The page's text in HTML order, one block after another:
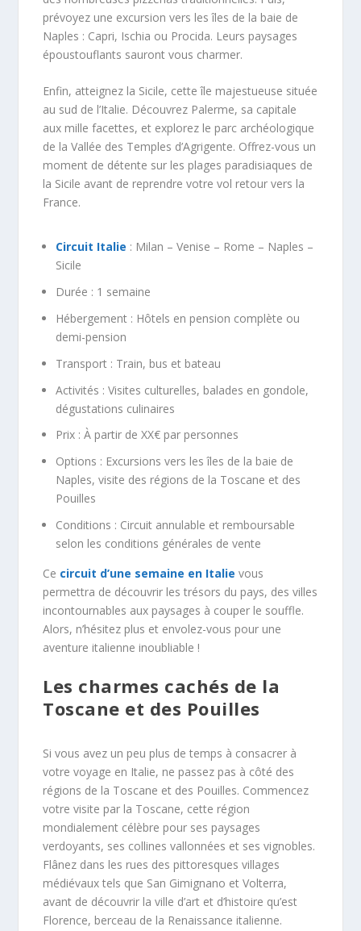
prévoyez une excursion vers les îles de la baie de
Naples : Capri, Ischia ou Procida. Leurs paysages
époustouflants sauront vous charmer.
Enfin, atteignez la Sicile, cette île majestueuse située
au sud de l’Italie. Découvrez Palerme, sa capitale
aux mille facettes, et explorez le parc archéologique
de la Vallée des Temples d’Agrigente. Offrez-vous un
moment de détente sur les plages paradisiaques de
la Sicile avant de reprendre votre vol retour vers la
France.
Circuit Italie : Milan – Venise – Rome – Naples –
Sicile
Durée : 1 semaine
Hébergement : Hôtels en pension complète ou
demi-pension
Transport : Train, bus et bateau
Activités : Visites culturelles, balades en gondole,
dégustations culinaires
Prix : À partir de XX€ par personnes
Options : Excursions vers les îles de la baie de
Naples, visite des régions de la Toscane et des
Pouilles
Conditions : Circuit annulable et remboursable
selon les conditions générales de vente
Ce circuit d’une semaine en Italie vous
permettra de découvrir les trésors du pays, des villes
incontournables aux paysages à couper le souffle.
Alors, n’hésitez plus et envolez-vous pour une
aventure italienne inoubliable !
Les charmes cachés de la
Toscane et des Pouilles
Si vous avez un peu plus de temps à consacrer à
votre voyage en Italie, ne passez pas à côté des
régions de la Toscane et des Pouilles. Commencez
votre visite par la Toscane, cette région
mondialement célèbre pour ses paysages
verdoyants, ses collines vallonnées et ses vignobles.
Flânez dans les rues des pittoresques villages
médiévaux tels que San Gimignano et Volterra,
avant de découvrir la ville d’art et d’histoire qu’est
Florence, berceau de la Renaissance italienne.